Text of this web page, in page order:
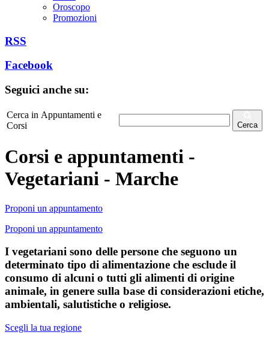
Oroscopo
Promozioni
RSS
Facebook
Seguici anche su:
Cerca in Appuntamenti e
Corsi
Cerca
Corsi e appuntamenti -
Vegetariani - Marche
Proponi un appuntamento
Proponi un appuntamento
I vegetariani sono delle persone che seguono un
determinato tipo di alimentazione che esclude il
consumo di alcuni o tutti gli alimenti di origine
animale, in genere sulla base di considerazioni etiche,
ambientali, salutistiche o religiose.
Scegli la tua regione